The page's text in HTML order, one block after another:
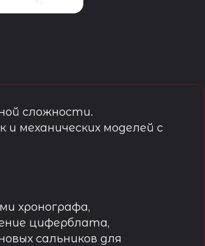
сложности.
механических моделей с
хронографа,
циферблата,
сальников для